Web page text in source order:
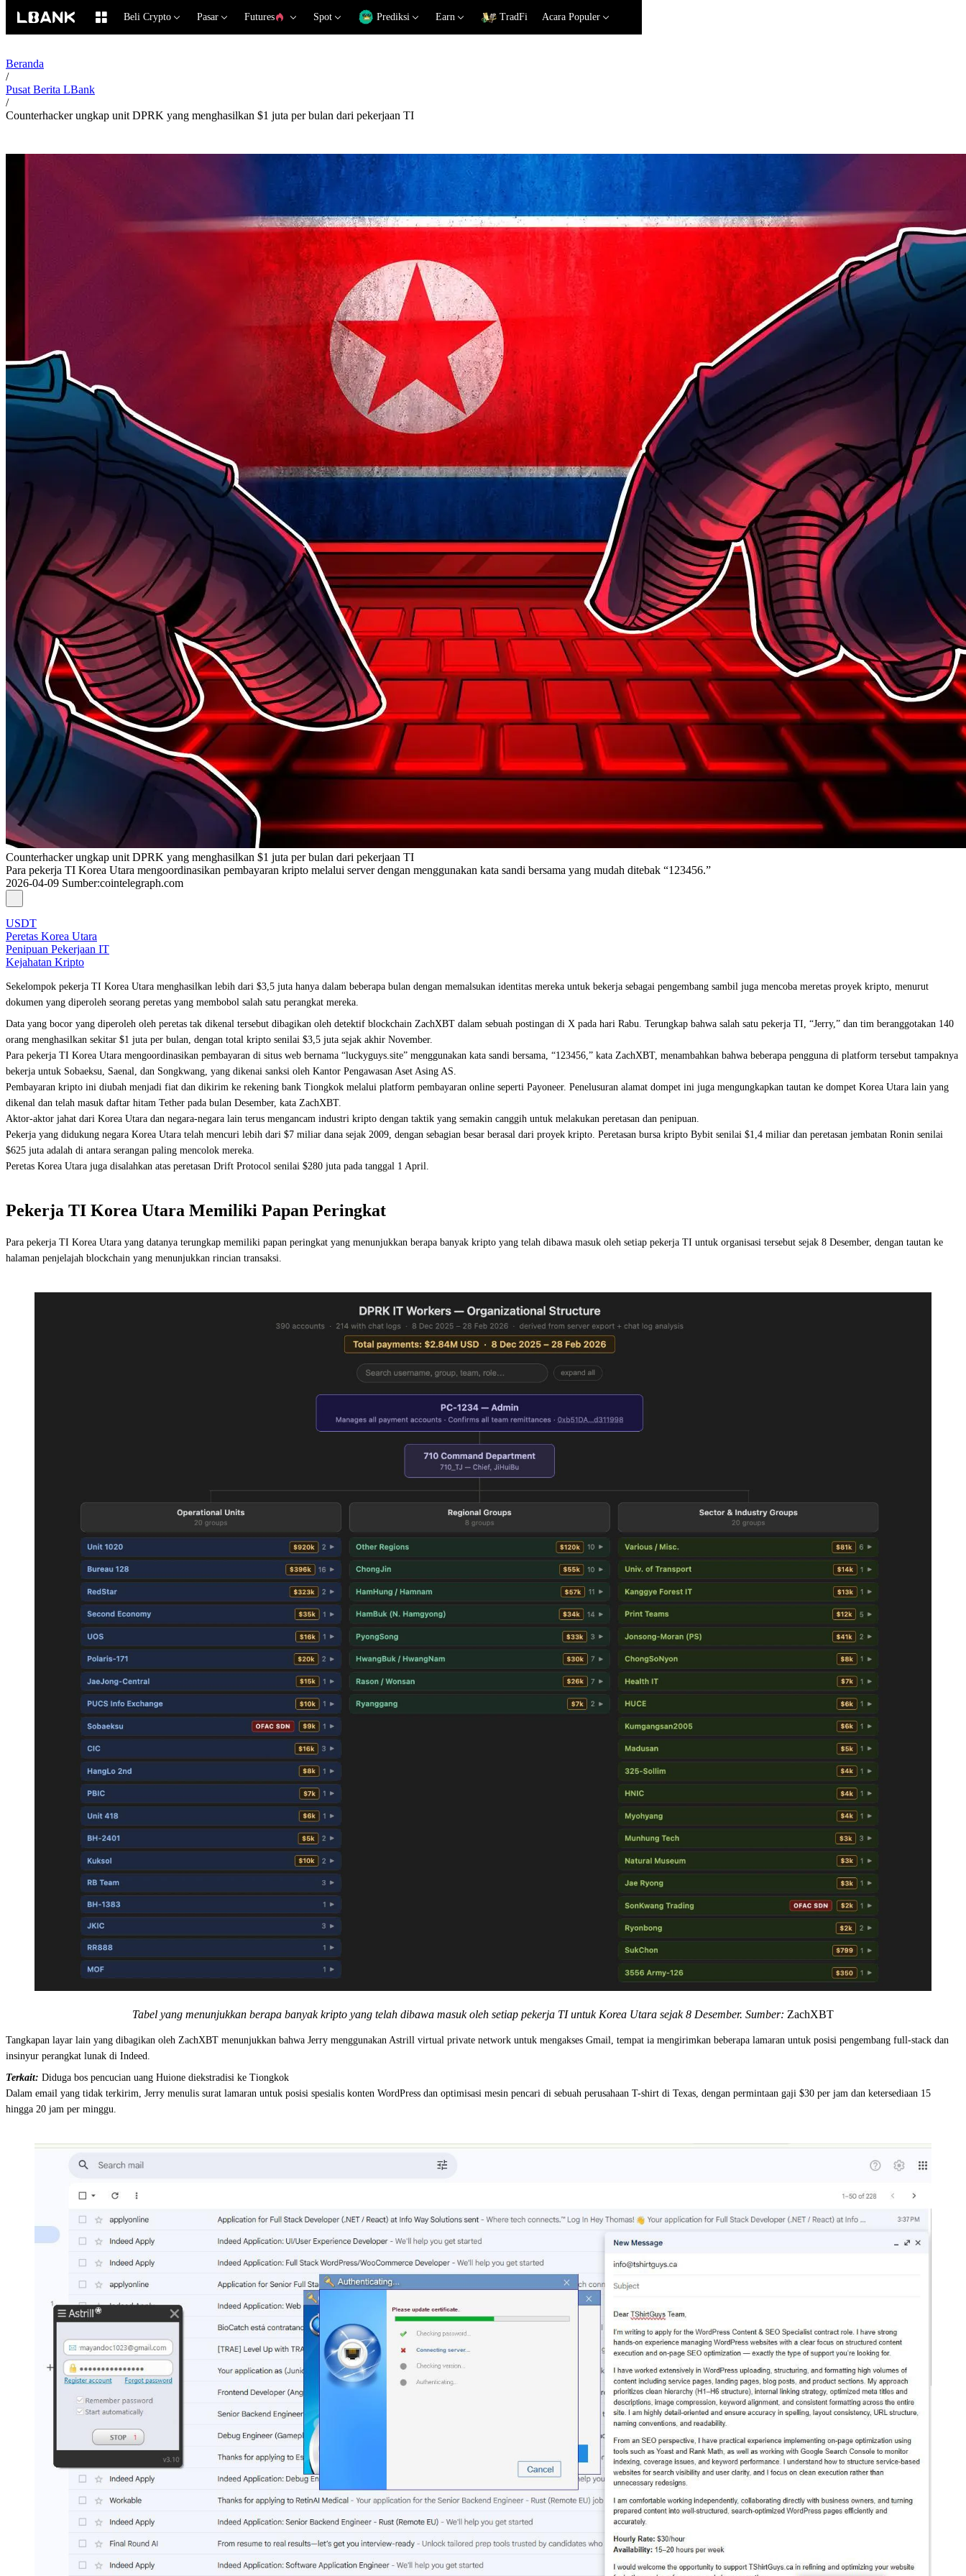
Beli Crypto Pasar Futures Spot Prediksi Earn TradFi Acara Populer
Beranda
/
Pusat Berita LBank
/
Counterhacker ungkap unit DPRK yang menghasilkan $1 juta per bulan dari pekerjaan TI
Counterhacker ungkap unit DPRK yang menghasilkan $1 juta per bulan dari pekerjaan TI
Para pekerja TI Korea Utara mengoordinasikan pembayaran kripto melalui server dengan menggunakan kata sandi bersama yang mudah ditebak “123456.”
2026-04-09 Sumber:cointelegraph.com
USDT
Peretas Korea Utara
Penipuan Pekerjaan IT
Kejahatan Kripto
Sekelompok pekerja TI Korea Utara menghasilkan lebih dari $3,5 juta hanya dalam beberapa bulan dengan memalsukan identitas mereka untuk bekerja sebagai pengembang sambil juga mencoba meretas proyek kripto, menurut
dokumen yang diperoleh seorang peretas yang membobol salah satu perangkat mereka.
Data yang bocor yang diperoleh oleh peretas tak dikenal tersebut dibagikan oleh detektif blockchain ZachXBT dalam sebuah postingan di X pada hari Rabu. Terungkap bahwa salah satu pekerja TI, “Jerry,” dan tim beranggotakan 140
orang menghasilkan sekitar $1 juta per bulan, dengan total kripto senilai $3,5 juta sejak akhir November.
Para pekerja TI Korea Utara mengoordinasikan pembayaran di situs web bernama “luckyguys.site” menggunakan kata sandi bersama, “123456,” kata ZachXBT, menambahkan bahwa beberapa pengguna di platform tersebut tampaknya
bekerja untuk Sobaeksu, Saenal, dan Songkwang, yang dikenai sanksi oleh Kantor Pengawasan Aset Asing AS.
Pembayaran kripto ini diubah menjadi fiat dan dikirim ke rekening bank Tiongkok melalui platform pembayaran online seperti Payoneer. Penelusuran alamat dompet ini juga mengungkapkan tautan ke dompet Korea Utara lain yang
dikenal dan telah masuk daftar hitam Tether pada bulan Desember, kata ZachXBT.
Aktor-aktor jahat dari Korea Utara dan negara-negara lain terus mengancam industri kripto dengan taktik yang semakin canggih untuk melakukan peretasan dan penipuan.
Pekerja yang didukung negara Korea Utara telah mencuri lebih dari $7 miliar dana sejak 2009, dengan sebagian besar berasal dari proyek kripto. Peretasan bursa kripto Bybit senilai $1,4 miliar dan peretasan jembatan Ronin senilai
$625 juta adalah di antara serangan paling mencolok mereka.
Peretas Korea Utara juga disalahkan atas peretasan Drift Protocol senilai $280 juta pada tanggal 1 April.
Pekerja TI Korea Utara Memiliki Papan Peringkat
Para pekerja TI Korea Utara yang datanya terungkap memiliki papan peringkat yang menunjukkan berapa banyak kripto yang telah dibawa masuk oleh setiap pekerja TI untuk organisasi tersebut sejak 8 Desember, dengan tautan ke
halaman penjelajah blockchain yang menunjukkan rincian transaksi.
Tabel yang menunjukkan berapa banyak kripto yang telah dibawa masuk oleh setiap pekerja TI untuk Korea Utara sejak 8 Desember. Sumber: ZachXBT
Tangkapan layar lain yang dibagikan oleh ZachXBT menunjukkan bahwa Jerry menggunakan Astrill virtual private network untuk mengakses Gmail, tempat ia mengirimkan beberapa lamaran untuk posisi pengembang full-stack dan
insinyur perangkat lunak di Indeed.
Terkait: Diduga bos pencucian uang Huione diekstradisi ke Tiongkok
Dalam email yang tidak terkirim, Jerry menulis surat lamaran untuk posisi spesialis konten WordPress dan optimisasi mesin pencari di sebuah perusahaan T-shirt di Texas, dengan permintaan gaji $30 per jam dan ketersediaan 15
hingga 20 jam per minggu.